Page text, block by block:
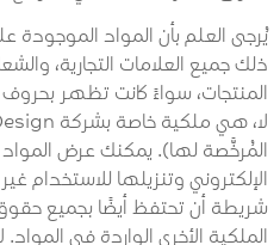
يُرجى العلم بأن المواد الموجودة
ذلك جميع العلامات التجارية،
المنتجات، سواءً كانت تظهر بحروف
المُرخَّصة لها). يمكنك عرض
الإلكتروني وتنزيلها للاستخدام
شريطة أن تحتفظ أيضًا بجميع
الملكية الأخرى الواردة في